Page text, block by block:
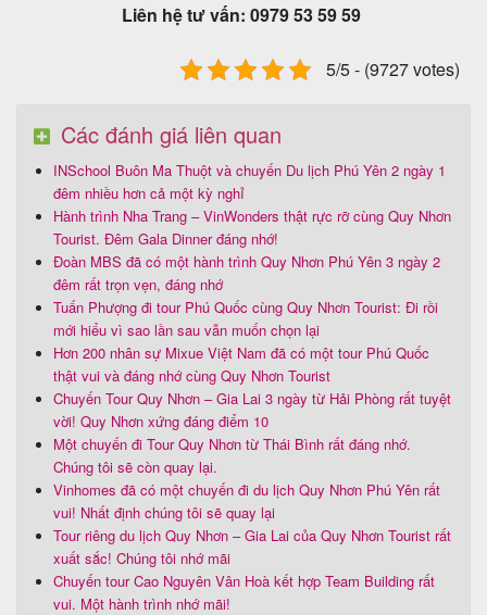
Liên hệ tư vấn: 0979 53 59 59
5/5 - (9727 votes)
Các đánh giá liên quan
INSchool Buôn Ma Thuột và chuyến Du lịch Phú Yên 2 ngày 1
đêm nhiều hơn cả một kỳ nghỉ
Hành trình Nha Trang – VinWonders thật rực rỡ cùng Quy Nhơn
Tourist. Đêm Gala Dinner đáng nhớ!
Đoàn MBS đã có một hành trình Quy Nhơn Phú Yên 3 ngày 2
đêm rất trọn vẹn, đáng nhớ
Tuấn Phượng đi tour Phú Quốc cùng Quy Nhơn Tourist: Đi rồi
mới hiểu vì sao lần sau vẫn muốn chọn lại
Hơn 200 nhân sự Mixue Việt Nam đã có một tour Phú Quốc
thật vui và đáng nhớ cùng Quy Nhơn Tourist
Chuyến Tour Quy Nhơn – Gia Lai 3 ngày từ Hải Phòng rất tuyệt
vời! Quy Nhơn xứng đáng điểm 10
Một chuyến đi Tour Quy Nhơn từ Thái Bình rất đáng nhớ.
Chúng tôi sẽ còn quay lại.
Vinhomes đã có một chuyến đi du lịch Quy Nhơn Phú Yên rất
vui! Nhất định chúng tôi sẽ quay lại
Tour riêng du lịch Quy Nhơn – Gia Lai của Quy Nhơn Tourist rất
xuất sắc! Chúng tôi nhớ mãi
Chuyến tour Cao Nguyên Vân Hoà kết hợp Team Building rất
vui. Một hành trình nhớ mãi!